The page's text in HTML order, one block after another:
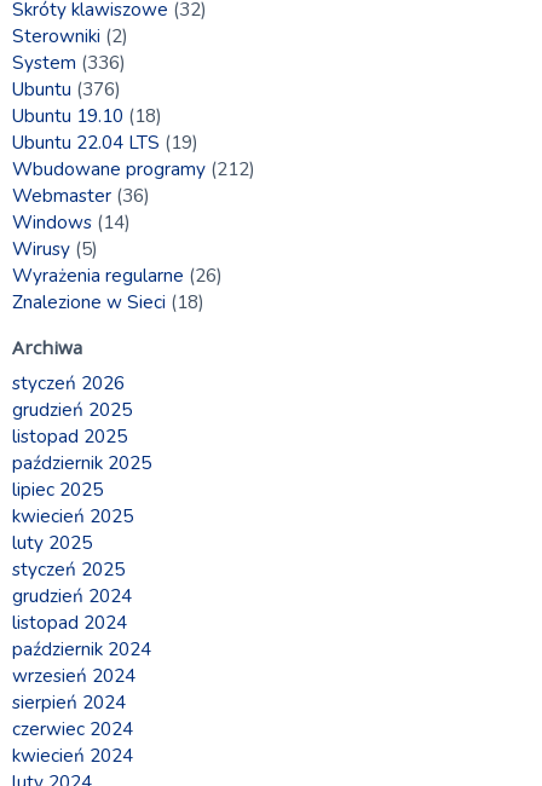
Skróty klawiszowe (32)
Sterowniki (2)
System (336)
Ubuntu (376)
Ubuntu 19.10 (18)
Ubuntu 22.04 LTS (19)
Wbudowane programy (212)
Webmaster (36)
Windows (14)
Wirusy (5)
Wyrażenia regularne (26)
Znalezione w Sieci (18)
Archiwa
styczeń 2026
grudzień 2025
listopad 2025
październik 2025
lipiec 2025
kwiecień 2025
luty 2025
styczeń 2025
grudzień 2024
listopad 2024
październik 2024
wrzesień 2024
sierpień 2024
czerwiec 2024
kwiecień 2024